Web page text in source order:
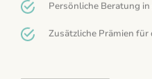
Persönliche Beratung
Zusätzliche Prämien für